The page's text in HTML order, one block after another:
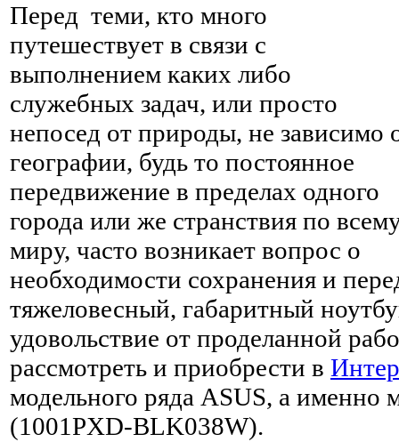
Перед теми, кто много
путешествует в связи с
выполнением каких либо
служебных задач, или просто
непосед от природы, не зависимо
географии, будь то постоянное
передвижение в пределах одного
города или же странствия по
миру, часто возникает вопрос о
необходимости сохранения и
тяжеловесный, габаритный
удовольствие от проделанной
рассмотреть и приобрести в
модельного ряда ASUS, а именно
(1001PXD-BLK038W).